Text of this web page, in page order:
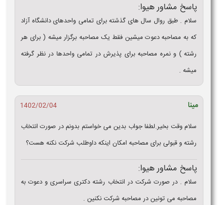
پاسخ مشاور هیوا:
سلام . طبق روال سال های گذشته برای تمامی واحدهای دانشگاه آزاد
که به مصاحبه دعوت میشین فقط یک مصاحبه برگزار میشه ( برای هر
رشته ) و نمره مصاحبه برای پذیرش در تمامی واحدها در نظر گرفته
میشه .
مینا
1402/02/04
سلام وقت بخیر.لطفا جواب بدین می خواستم بدونم در صورت انتخاب
رشته و قبولی برای مصاحبه امکان اینکه داوطلب شرکت نکنه هست؟
پاسخ مشاور هیوا:
سلام . در صورت شرکت در انتخاب رشته دکتری سراسری و دعوت به
مصاحبه می تونین در مصاحبه شرکت نکنین .